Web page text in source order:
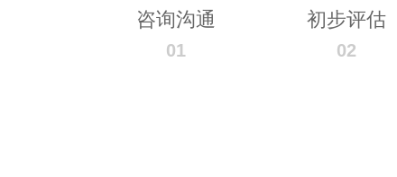
咨询沟通
01
初步评估
02